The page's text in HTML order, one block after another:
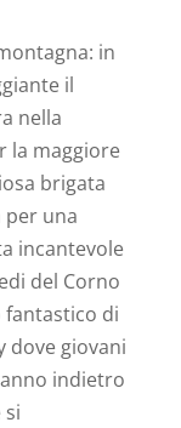
in
il
nella
la maggiore
brigata
per una
incantevole
del Corno
fantastico di
dove giovani
indietro
si